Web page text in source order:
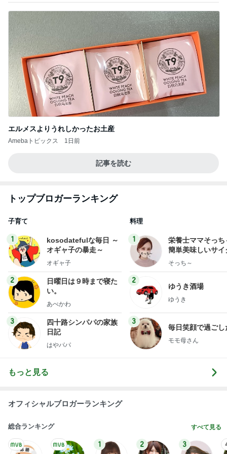
エルメスよりうれしかったお土産
Amebaトピックス 1日前
記事を読む
トップブロガーランキング
子育て
1
kosodatefulな毎日 ～
オギャ子の暴走～
オギャ子
2
日曜日は９時まで寝た
い。
あべかわ
3
四十路シンパパの家族
日記
はやパパ
料理
1
栄養士ママそっち
簡単美味しいサイ
献立
そっち～
2
ゆうき酒場
ゆうき
3
毎日笑顔で過ごし
モモ母さん
もっと見る
オフィシャルブロガーランキング
総合ランキング すべて見る
1 2 3